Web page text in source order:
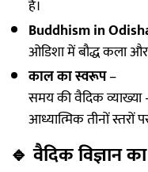
है।
Buddhism in
ओडिशा में बौद्ध कला
काल का स्वरूप–
समय की वैदिक
आध्यात्मिक तीनों स्तरों
🔹वैदिक विज्ञान